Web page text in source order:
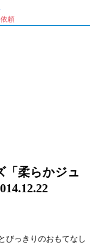
依頼